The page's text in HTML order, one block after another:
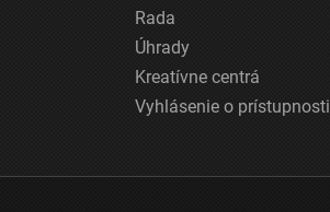
Rada
Úhrady
Kreatívne centrá
Vyhlásenie o prístupnosti